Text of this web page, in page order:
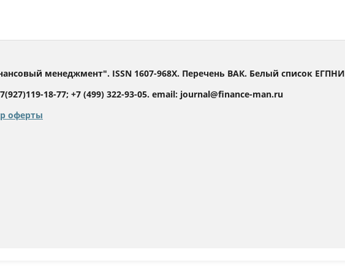
менеджмент". ISSN 1607-968X. Перечень ВАК. Белый список ЕГПНИ
18-77; +7 (499) 322-93-05. email: journal@finance-man.ru
оферты